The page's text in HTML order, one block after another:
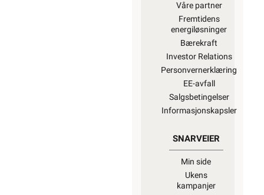
Våre partner
Fremtidens
energiløsninger
Bærekraft
Investor Relations
Personvernerklæring
EE-avfall
Salgsbetingelser
Informasjonskapsler
SNARVEIER
Min side
Ukens
kampanjer